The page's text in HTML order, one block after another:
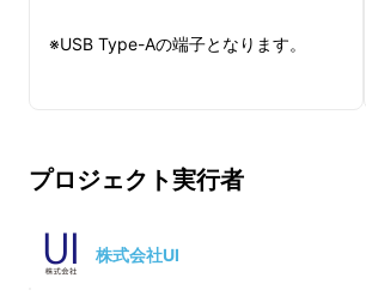
こうなってしまう前に・・・
MFiライセンス品ではないものは
※USB Type-Aの端子となります。
プロジェクト実行者
株式会社UI